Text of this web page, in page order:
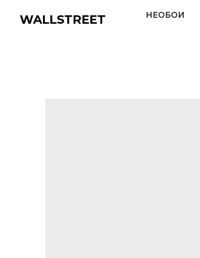
WALLSTREET НЕОБОИ